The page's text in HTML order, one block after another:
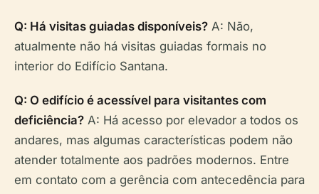
Q: Há visitas guiadas disponíveis? A: Não,
atualmente não há visitas guiadas formais no
interior do Edifício Santana.
Q: O edifício é acessível para visitantes com
deficiência? A: Há acesso por elevador a todos os
andares, mas algumas características podem não
atender totalmente aos padrões modernos. Entre
em contato com a gerência com antecedência para